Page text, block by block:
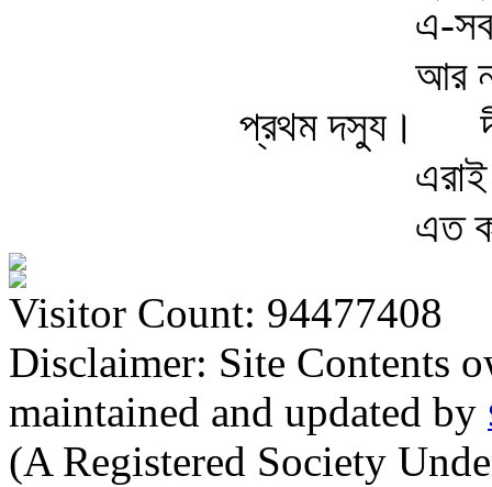
এ-
আর
প্রথম দস্যু।
এত
Visitor Count: 94477408
Disclaimer: Site Contents
maintained and updated by
(A Registered Society